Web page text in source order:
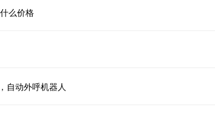
么价格
自动外呼机器人